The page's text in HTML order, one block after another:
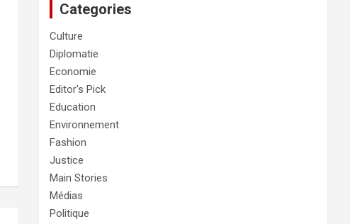
Categories
Culture
Diplomatie
Economie
Editor's Pick
Education
Environnement
Fashion
Justice
Main Stories
Médias
Politique